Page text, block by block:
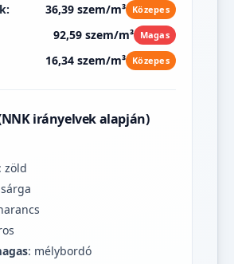
36,39 szem/m³ Közepes
92,59 szem/m³ Magas
16,34 szem/m³ Közepes
irányelvek alapján)
: zöld
: mélybordó